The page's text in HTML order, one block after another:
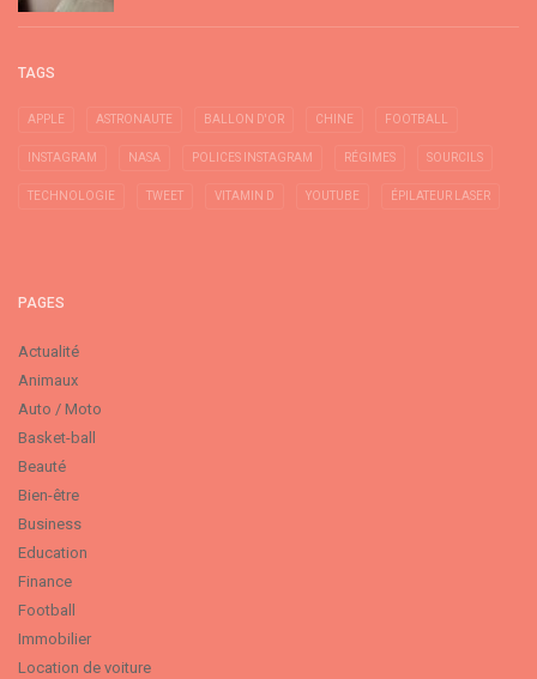
TAGS
APPLE ASTRONAUTE BALLON D'OR CHINE FOOTBALL
INSTAGRAM NASA POLICES INSTAGRAM RÉGIMES SOURCILS
TECHNOLOGIE TWEET VITAMIN D YOUTUBE ÉPILATEUR LASER
PAGES
Actualité
Animaux
Auto / Moto
Basket-ball
Beauté
Bien-être
Business
Education
Finance
Football
Immobilier
Location de voiture